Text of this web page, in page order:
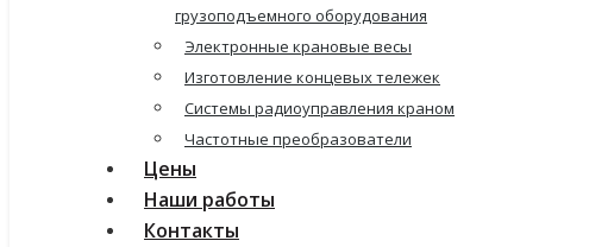
грузоподъемного оборудования
Электронные крановые весы
Изготовление концевых тележек
Системы радиоуправления краном
Частотные преобразователи
Цены
Наши работы
Контакты